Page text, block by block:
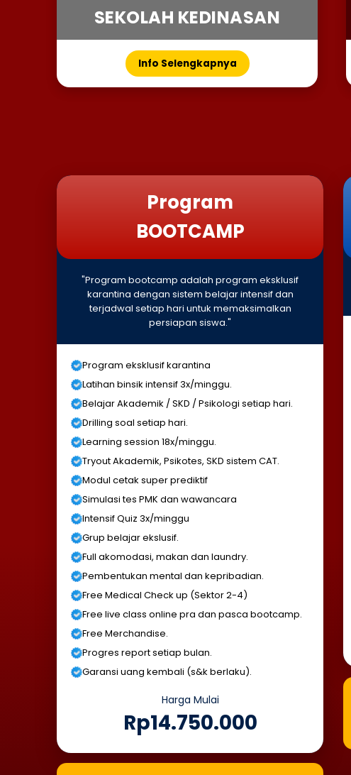
SEKOLAH KEDINASAN
Info Selengkapnya
Program
BOOTCAMP
"Program bootcamp adalah program eksklusif
karantina dengan sistem belajar intensif dan
terjadwal setiap hari untuk memaksimalkan
persiapan siswa."
Program eksklusif karantina
Latihan binsik intensif 3x/minggu.
Belajar Akademik / SKD / Psikologi setiap hari.
Drilling soal setiap hari.
Learning session 18x/minggu.
Tryout Akademik, Psikotes, SKD sistem CAT.
Modul cetak super prediktif
Simulasi tes PMK dan wawancara
Intensif Quiz 3x/minggu
Grup belajar ekslusif.
Full akomodasi, makan dan laundry.
Pembentukan mental dan kepribadian.
Free Medical Check up (Sektor 2-4)
Free live class online pra dan pasca bootcamp.
Free Merchandise.
Progres report setiap bulan.
Garansi uang kembali (s&k berlaku).
Harga Mulai
Rp14.750.000